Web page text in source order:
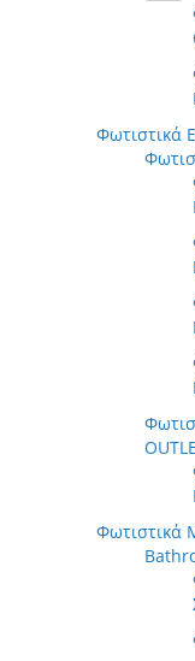
Φωτιστικά
Φωτιστικά